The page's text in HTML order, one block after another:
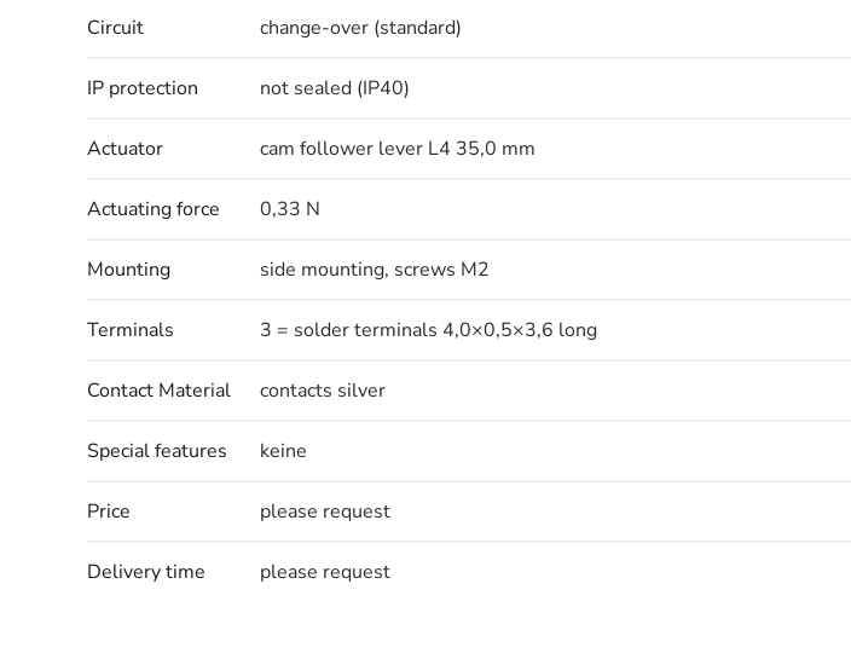
Circuit change-over (standard)
IP protection not sealed (IP40)
Actuator cam follower lever L4 35,0 mm
Actuating force 0,33 N
Mounting side mounting, screws M2
Terminals 3 = solder terminals 4,0×0,5×3,6 long
Contact Material contacts silver
Special features keine
Price please request
Delivery time please request